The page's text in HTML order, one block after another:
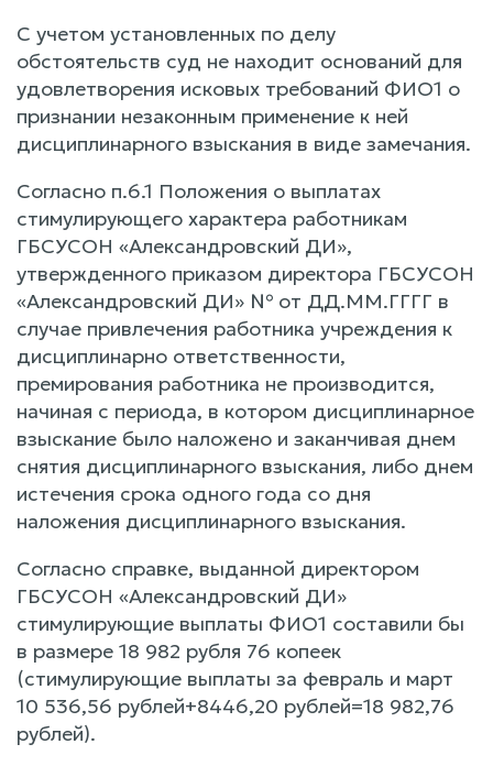
С учетом установленных по делу
обстоятельств суд не находит оснований для
удовлетворения исковых требований ФИО1 о
признании незаконным применение к ней
дисциплинарного взыскания в виде замечания.
Согласно п.6.1 Положения о выплатах
стимулирующего характера работникам
ГБСУСОН «Александровский ДИ»,
утвержденного приказом директора ГБСУСОН
«Александровский ДИ» № от ДД.ММ.ГГГГ в
случае привлечения работника учреждения к
дисциплинарно ответственности,
премирования работника не производится,
начиная с периода, в котором дисциплинарное
взыскание было наложено и заканчивая днем
снятия дисциплинарного взыскания, либо днем
истечения срока одного года со дня
наложения дисциплинарного взыскания.
Согласно справке, выданной директором
ГБСУСОН «Александровский ДИ»
стимулирующие выплаты ФИО1 составили бы
в размере 18 982 рубля 76 копеек
(стимулирующие выплаты за февраль и март
10 536,56 рублей+8446,20 рублей=18 982,76
рублей).